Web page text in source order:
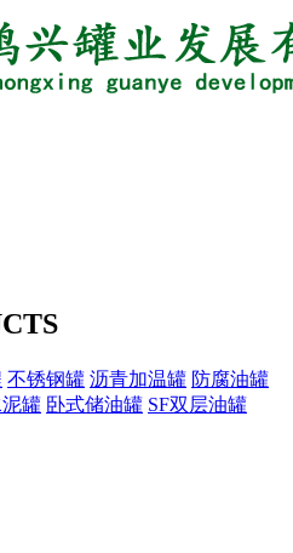
不锈钢罐 沥青加温罐 防腐油罐
罐 卧式储油罐 SF双层油罐